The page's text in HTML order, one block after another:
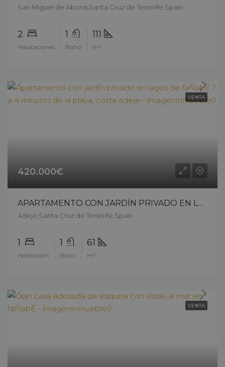
San Miguel de Abona,Santa Cruz de Tenerife,Spain
2
Habitaciones
1
Baño
111
m²
VENTA
420.000€
APARTAMENTO CON JARDÍN PRIVADO EN LAGOS DE FAÑABÉ ? A 4 MINUTOS DE LA PLAYA, COSTA ADEJE – 12803ck226
Adeje,Santa Cruz de Tenerife,Spain
1
Habitación
1
Baño
61
m²
VENTA